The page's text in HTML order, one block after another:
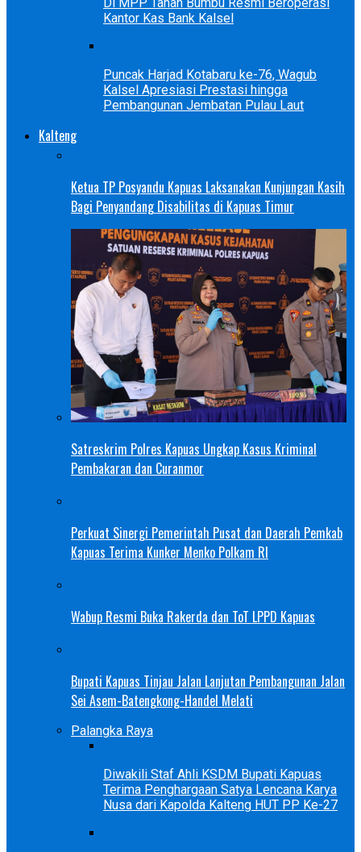
Kantor Kas Bank Kalsel
Puncak Harjad Kotabaru ke-76, Wagub
Kalsel Apresiasi Prestasi hingga
Pembangunan Jembatan Pulau Laut
Kalteng
Ketua TP Posyandu Kapuas Laksanakan Kunjungan Kasih
Bagi Penyandang Disabilitas di Kapuas Timur
Satreskrim Polres Kapuas Ungkap Kasus Kriminal
Pembakaran dan Curanmor
Perkuat Sinergi Pemerintah Pusat dan Daerah Pemkab
Kapuas Terima Kunker Menko Polkam RI
Wabup Resmi Buka Rakerda dan ToT LPPD Kapuas
Bupati Kapuas Tinjau Jalan Lanjutan Pembangunan Jalan
Sei Asem-Batengkong-Handel Melati
Palangka Raya
Diwakili Staf Ahli KSDM Bupati Kapuas
Terima Penghargaan Satya Lencana Karya
Nusa dari Kapolda Kalteng HUT PP Ke-27